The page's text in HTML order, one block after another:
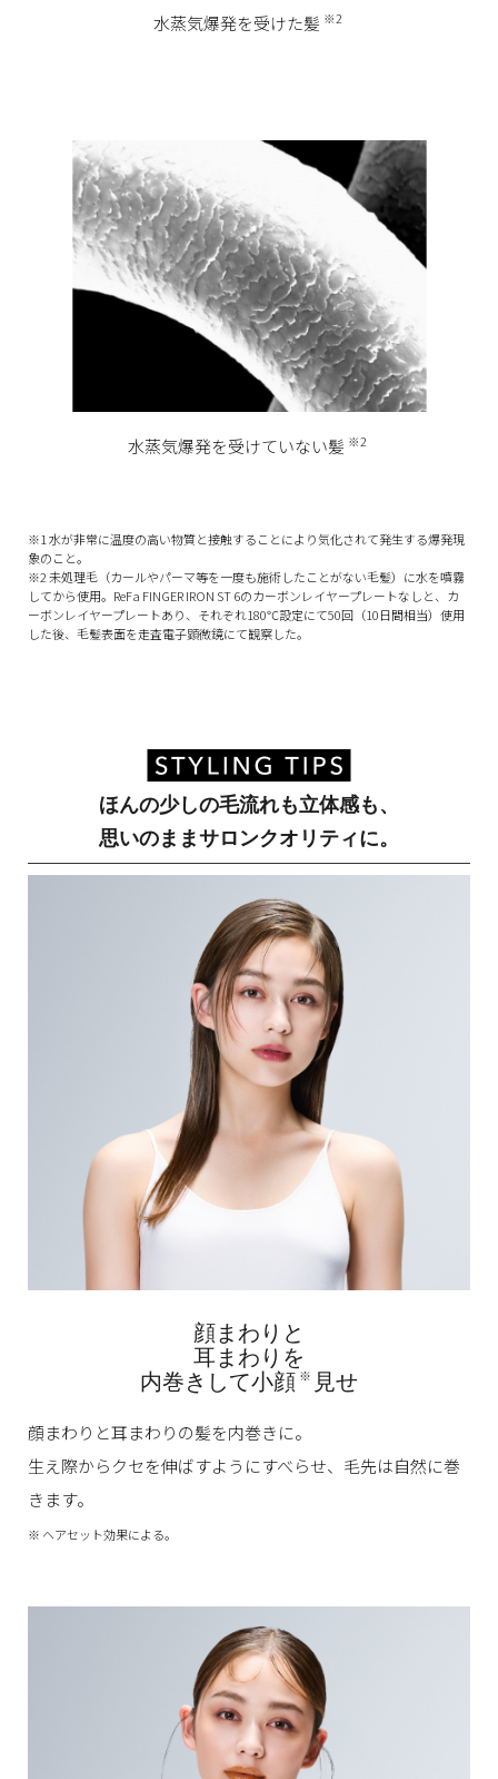
水蒸気爆発を受けた髪 ※2
水蒸気爆発を受けていない髪 ※2
※1 水が非常に温度の高い物質と接触することにより気化されて発生する爆発現
象のこと。
※2 未処理毛（カールやパーマ等を一度も施術したことがない毛髪）に水を噴霧
してから使用。ReFa FINGER IRON ST 6のカーボンレイヤープレートなしと、カ
ーボンレイヤープレートあり、それぞれ180℃設定にて50回（10日間相当）使用
した後、毛髪表面を走査電子顕微鏡にて観察した。
ほんの少しの毛流れも立体感も、
思いのままサロンクオリティに。
顔まわりと
耳まわりを
内巻きして小顔 ※ 見せ
顔まわりと耳まわりの髪を内巻きに。
生え際からクセを伸ばすようにすべらせ、 毛先は自然に巻
きます。
※ ヘアセット効果による。